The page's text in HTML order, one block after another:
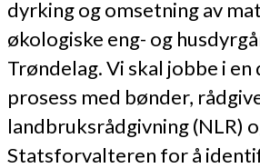
dyrking og omsetning av
økologiske eng- og
Trøndelag. Vi skal jobbe i
prosess med bønder,
landbruksrådgivning (NLR)
Statsforvalteren for å